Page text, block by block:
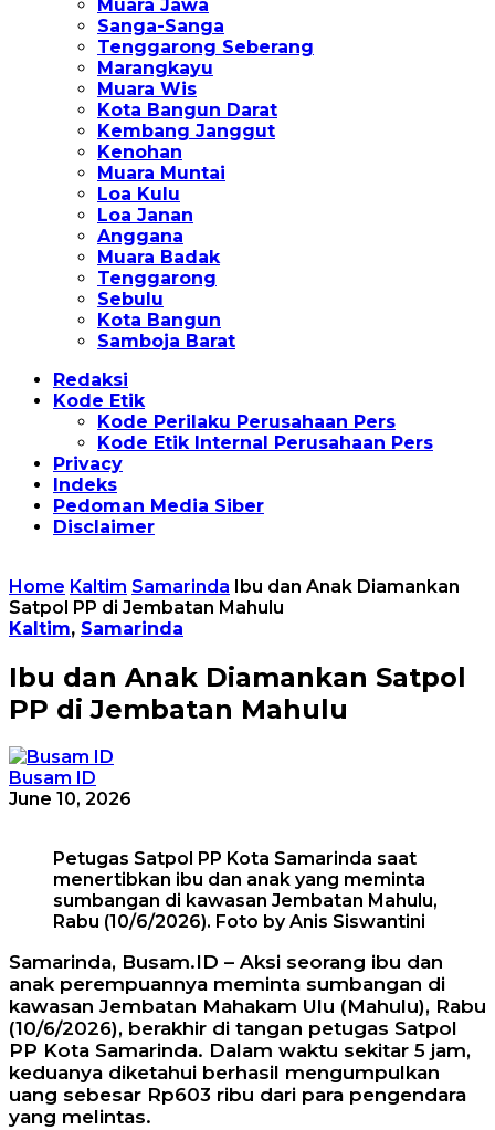
Muara Jawa
Sanga-Sanga
Tenggarong Seberang
Marangkayu
Muara Wis
Kota Bangun Darat
Kembang Janggut
Kenohan
Muara Muntai
Loa Kulu
Loa Janan
Anggana
Muara Badak
Tenggarong
Sebulu
Kota Bangun
Samboja Barat
Redaksi
Kode Etik
Kode Perilaku Perusahaan Pers
Kode Etik Internal Perusahaan Pers
Privacy
Indeks
Pedoman Media Siber
Disclaimer
Home Kaltim Samarinda Ibu dan Anak Diamankan
Satpol PP di Jembatan Mahulu
Kaltim, Samarinda
Ibu dan Anak Diamankan Satpol
PP di Jembatan Mahulu
Busam ID
June 10, 2026
Petugas Satpol PP Kota Samarinda saat
menertibkan ibu dan anak yang meminta
sumbangan di kawasan Jembatan Mahulu,
Rabu (10/6/2026). Foto by Anis Siswantini
Samarinda, Busam.ID – Aksi seorang ibu dan
anak perempuannya meminta sumbangan di
kawasan Jembatan Mahakam Ulu (Mahulu), Rabu
(10/6/2026), berakhir di tangan petugas Satpol
PP Kota Samarinda. Dalam waktu sekitar 5 jam,
keduanya diketahui berhasil mengumpulkan
uang sebesar Rp603 ribu dari para pengendara
yang melintas.